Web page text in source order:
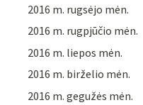
2016 m. rugsėjo mėn.
2016 m. rugpjūčio mėn.
2016 m. liepos mėn.
2016 m. birželio mėn.
2016 m. gegužės mėn.